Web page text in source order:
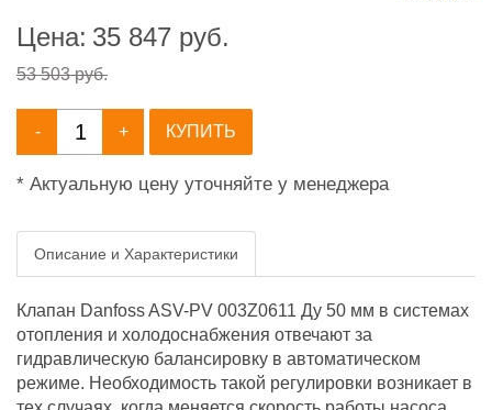
Цена: 35 847 руб.
53 503 руб.
- + КУПИТЬ
* Актуальную цену уточняйте у менеджера
Описание и Характеристики
Клапан Danfoss ASV-PV 003Z0611 Ду 50 мм в системах
отопления и холодоснабжения отвечают за
гидравлическую балансировку в автоматическом
режиме. Необходимость такой регулировки возникает в